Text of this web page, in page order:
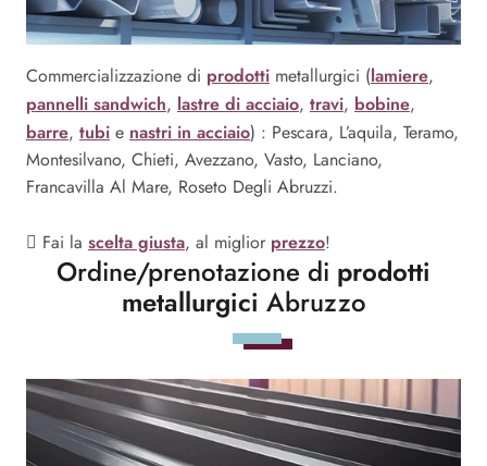
Commercializzazione di prodotti metallurgici (lamiere,
pannelli sandwich, lastre di acciaio, travi, bobine,
barre, tubi e nastri in acciaio) : Pescara, L’aquila, Teramo,
Montesilvano, Chieti, Avezzano, Vasto, Lanciano,
Francavilla Al Mare, Roseto Degli Abruzzi.
Fai la scelta giusta, al miglior prezzo!
Ordine/prenotazione di prodotti
metallurgici Abruzzo